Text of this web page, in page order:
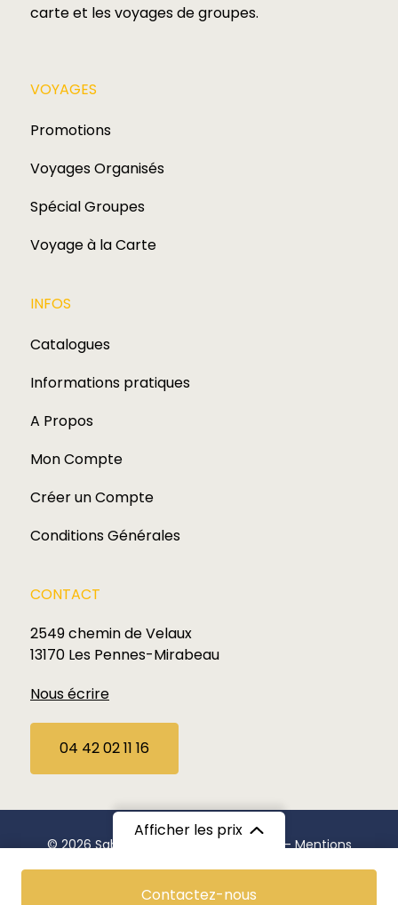
Afficher les prix
Contactez-nous
carte et les voyages de groupes.​
VOYAGES​
Promotions
Voyages Organisés
Spécial Groupes
Voyage à la Carte
INFOS
Catalogues
Informations pratiques
A Propos
Mon Compte
Créer un Compte
Conditions Générales
CONTACT
2549 chemin de Velaux
13170 Les Pennes-Mirabeau
Nous écrire
04 42 02 11 16
© 2026 Sabardu. Tous droits réservés —Mentions
Légales
Politique de confidentialité